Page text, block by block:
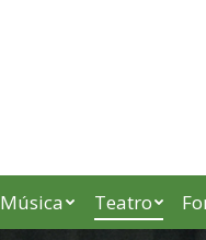
Música Teatro